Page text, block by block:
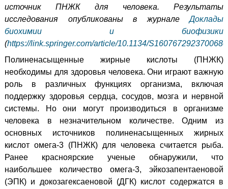
источник ПНЖК для человека. Результаты
исследования опубликованы в журнале
Доклады
биохимии и биофизики
(https://link.springer.com/article/10.1134/S1607672923700680
Полиненасыщенные жирные кислоты (ПНЖК)
необходимы для здоровья человека. Они играют важную
роль в различных функциях организма, включая
поддержку здоровья сердца, сосудов, мозга и нервной
системы. Но они могут производиться в организме
человека в незначительном количестве. Одним из
основных источников полиненасыщенных жирных
кислот омега-3 (ПНЖК) для человека считается рыба.
Ранее красноярские ученые обнаружили, что
наибольшее количество омега-3, эйкозапентаеновой
(ЭПК) и докозагексаеновой (ДГК) кислот содержатся в